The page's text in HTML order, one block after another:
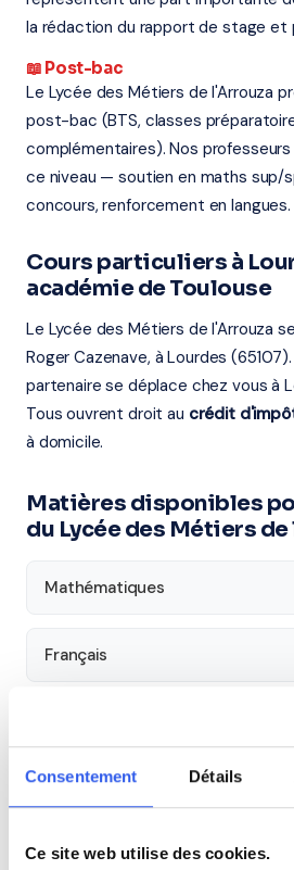
Consentement Détails
Ce site web utilise des cookies.
la rédaction du rapport de stage et
📖 Post-bac
Le Lycée des Métiers de l'Arrouza
post-bac (BTS, classes
complémentaires). Nos
ce niveau — soutien en maths sup/
concours, renforcement en langues.
Cours particuliers à
académie de Toulouse
Le Lycée des Métiers de l'Arrouza
Roger Cazenave, à Lourdes
partenaire se déplace chez vous à
Tous ouvrent droit au crédit
à domicile.
Matières disponibles
du Lycée des Métiers
Mathématiques
Français
Aide aux devoirs
Économie